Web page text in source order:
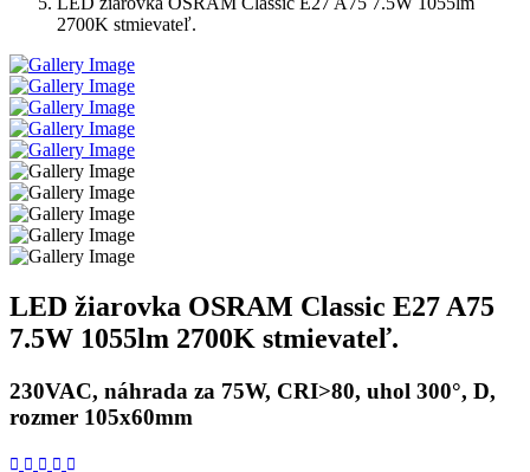
2700K stmievateľ.
LED žiarovka OSRAM Classic E27 A75
7.5W 1055lm 2700K stmievateľ.
230VAC, náhrada za 75W, CRI>80, uhol 300°, D,
rozmer 105x60mm